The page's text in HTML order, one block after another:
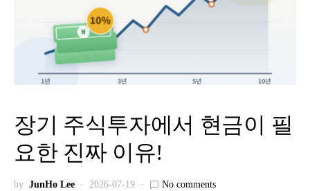
장기 주식투자에서 현금이 필
요한 진짜 이유!
by JunHo Lee 2026-07-19 No comments